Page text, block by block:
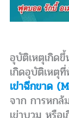
อุบัติเหตุเกิด
เกิดอุบัติเหตุ
เข่าฉีกขาด
จาก การหกล้